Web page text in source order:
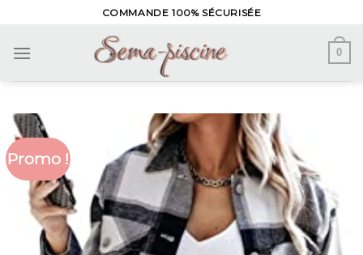
content
COMMANDE 100% SÉCURISÉE
0
Promo !